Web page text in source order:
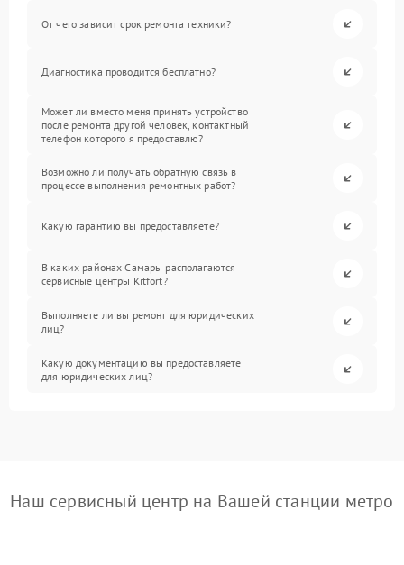
От чего зависит срок ремонта техники?
Диагностика проводится бесплатно?
Может ли вместо меня принять устройство
после ремонта другой человек, контактный
телефон которого я предоставлю?
Возможно ли получать обратную связь в
процессе выполнения ремонтных работ?
Какую гарантию вы предоставляете?
В каких районах Самары располагаются
сервисные центры Kitfort?
Выполняете ли вы ремонт для юридических
лиц?
Какую документацию вы предоставляете
для юридических лиц?
Наш сервисный центр на Вашей станции метро